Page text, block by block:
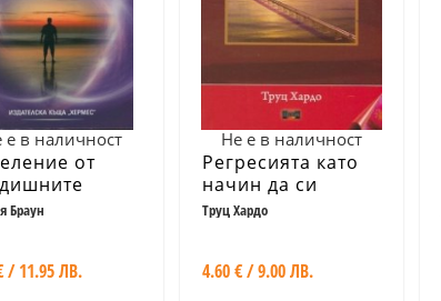
е в наличност
от
Браун
/ 11.95 ЛВ.
Не е в наличност
Регресията като
начин да си
помогнем в
Труц Хардо
4.60 € / 9.00 ЛВ.